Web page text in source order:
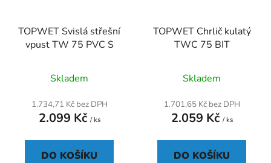
TOPWET Svislá střešní
vpust TW 75 PVC S
hodnocení
produktu
je
z
Skladem
1.734,71 Kč bez DPH
2.099 Kč / ks
DO KOŠÍKU
TOPWET Chrlič kulatý
TWC 75 BIT
Skladem
1.701,65 Kč bez DPH
2.059 Kč / ks
DO KOŠÍKU